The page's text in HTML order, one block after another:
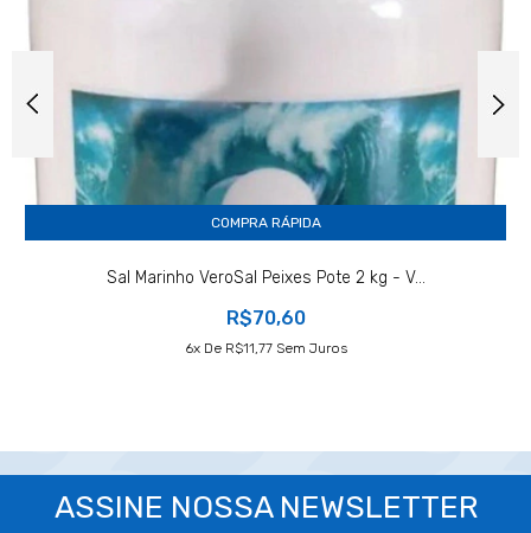
COMPRA RÁPIDA
Sal Marinho VeroSal Peixes Pote 2 kg - V...
R$70,60
6X De R$11,77Sem Juros
ASSINE NOSSA NEWSLETTER